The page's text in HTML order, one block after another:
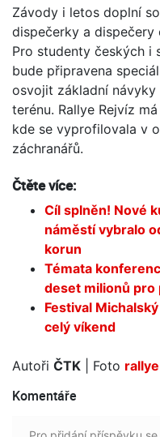
Závody i letos doplní
dispečerky a dispečery
Pro studenty českých i
bude připravena
osvojit základní
terénu. Rallye Rejvíz
kde se vyprofilovala v
záchranářů.
Čtěte více:
Cíl splněn! Nové
náměstí vybralo
korun
Témata
deset milionů pro
Festival
celý víkend
Autoři ČTK | Foto
Komentáře